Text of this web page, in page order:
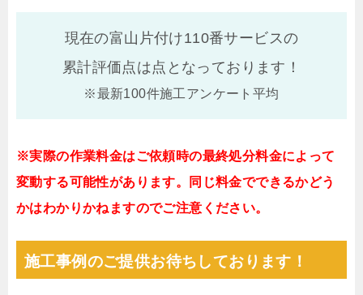
現在の富山片付け110番サービスの
累計評価点は点となっております！
※最新100件施工アンケート平均
※実際の作業料金はご依頼時の最終処分料金によって
変動する可能性があります。同じ料金でできるかどう
かはわかりかねますのでご注意ください。
施工事例のご提供お待ちしております！